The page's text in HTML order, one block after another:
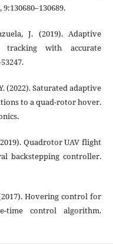
J. (2019). Adaptive
with accurate
(2022). Saturated adaptive
to a quad-rotor hover.
Quadrotor UAV flight
backstepping controller.
(2017). Hovering control for
time control algorithm.